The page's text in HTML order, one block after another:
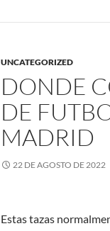
UNCATEGORIZED
DONDE
DE
MADRID
22 DE AGOSTO DE 2022
Estas tazas